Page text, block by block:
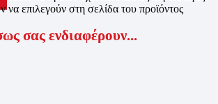
να επιλεγούν στη σελίδα του προϊόντος
σας ενδιαφέρουν...